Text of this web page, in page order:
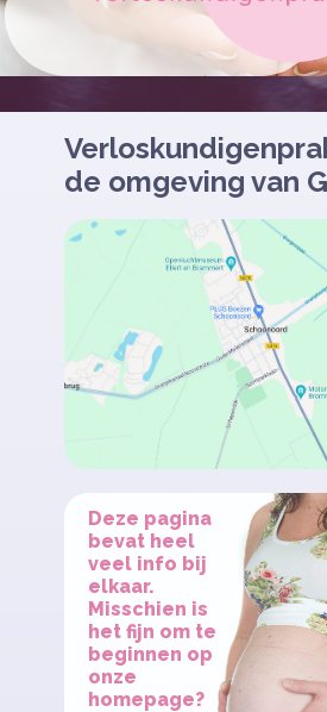
de omgeving van
Deze pagina
bevat heel
veel info bij
elkaar.
Misschien is
het fijn om te
beginnen op
onze
homepage?